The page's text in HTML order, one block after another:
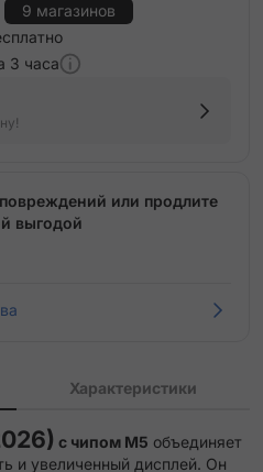
9 магазинов
3 часа
или продлите
выгодой
Характеристики
с чипом M5 объединяет
и увеличенный дисплей. Он